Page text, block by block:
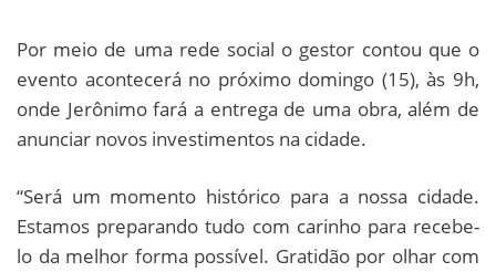
Por meio de uma rede social o gestor contou que o
evento acontecerá no próximo domingo (15), às 9h,
onde Jerônimo fará a entrega de uma obra, além de
anunciar novos investimentos na cidade.
“Será um momento histórico para a nossa cidade.
Estamos preparando tudo com carinho para recebe-
lo da melhor forma possível. Gratidão por olhar com